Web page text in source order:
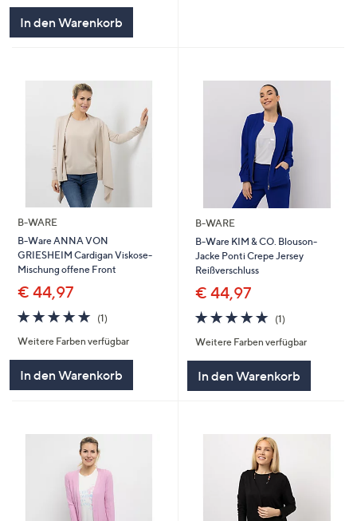
In den Warenkorb
B-WARE
B-Ware ANNA VON
GRIESHEIM Cardigan Viskose-
Mischung offene Front
€ 44,97
5.0
von
5
(1)1
Weitere Farben verfügbar
In den Warenkorb
B-WARE
B-Ware KIM & CO. Blouson-
Jacke Ponti Crepe Jersey
Reißverschluss
€ 44,97
5.0
von
5
(1)1
Weitere Farben verfügbar
In den Warenkorb